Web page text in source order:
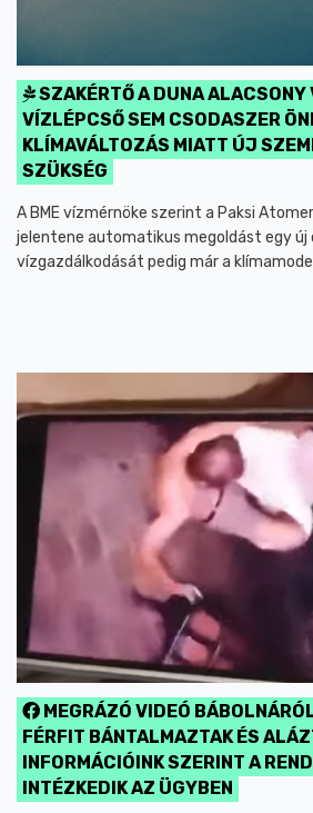
SZAKÉRTŐ A DUNA
VÍZLÉPCSŐ SEM CSODASZER
KLÍMAVÁLTOZÁS MIATT ÚJ
SZÜKSÉG
A BME vízmérnöke szerint a Paksi
jelentene automatikus megoldást egy új
vízgazdálkodását pedig már a
MEGRÁZÓ VIDEÓ
FÉRFIT BÁNTALMAZTAK ÉS
INFORMÁCIÓINK SZERINT A
INTÉZKEDIK AZ ÜGYBEN